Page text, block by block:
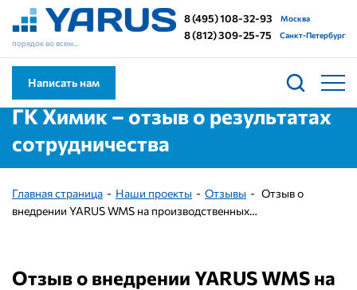
порядок во всем…
8 (495) 108-32-93 Москва
8 (812) 309-25-75 Санкт-Петербург
Написать нам
ГК Химик – отзыв о результатах
сотрудничества
Главная страница Наши проекты Отзывы
Отзыв о
внедрении YARUS WMS на производственных…
Отзыв о внедрении YARUS WMS на